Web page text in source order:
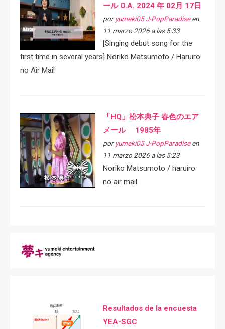
ール O.A. 2024 年 02月 17日
por yumeki05 J-PopParadiseen
11 marzo 2026 a las 5:33
[Singing debut song for the
first time in several years] Noriko Matsumoto / Haruiro
no Air Mail
「HQ」松本典子 春色のエア
メール 1985年
por yumeki05 J-PopParadiseen
11 marzo 2026 a las 5:23
Noriko Matsumoto / haruiro
no air mail
Resultados de la encuesta
YEA-SGC